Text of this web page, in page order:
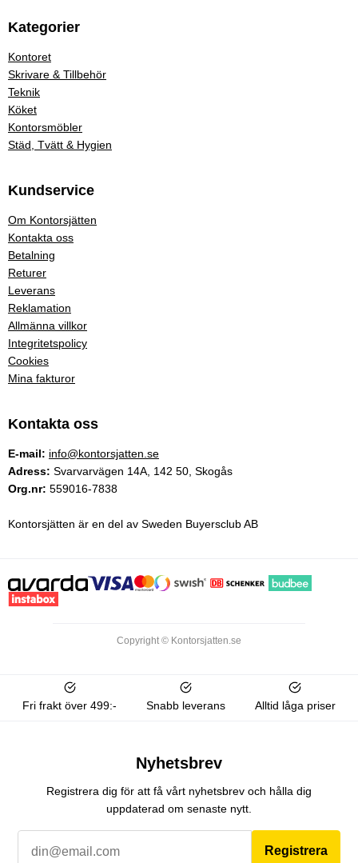
Kategorier
Kontoret
Skrivare & Tillbehör
Teknik
Köket
Kontorsmöbler
Städ, Tvätt & Hygien
Kundservice
Om Kontorsjätten
Kontakta oss
Betalning
Returer
Leverans
Reklamation
Allmänna villkor
Integritetspolicy
Cookies
Mina fakturor
Kontakta oss
E-mail: info@kontorsjatten.se
Adress: Svarvarvägen 14A, 142 50, Skogås
Org.nr: 559016-7838
Kontorsjätten är en del av Sweden Buyersclub AB
Copyright © Kontorsjatten.se
Fri frakt över 499:- Snabb leverans Alltid låga priser
Nyhetsbrev
Registrera dig för att få vårt nyhetsbrev och hålla dig
uppdaterad om senaste nytt.
Registrera